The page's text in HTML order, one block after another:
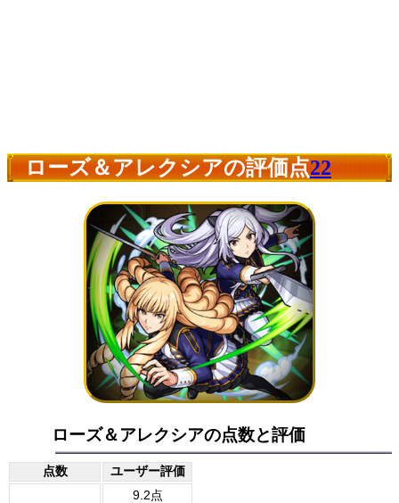
ローズ＆アレクシアの評価点22
ローズ＆アレクシアの点数と評価
点数 ユーザー評価